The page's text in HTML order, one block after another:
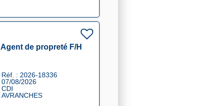
Agent de propreté F/H
Réf. : 2026-18336
07/08/2026
CDI
AVRANCHES